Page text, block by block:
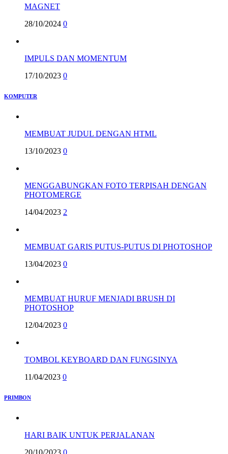
MAGNET
28/10/2024 0
IMPULS DAN MOMENTUM
17/10/2023 0
KOMPUTER
MEMBUAT JUDUL DENGAN HTML
13/10/2023 0
MENGGABUNGKAN FOTO TERPISAH DENGAN
PHOTOMERGE
14/04/2023 2
MEMBUAT GARIS PUTUS-PUTUS DI PHOTOSHOP
13/04/2023 0
MEMBUAT HURUF MENJADI BRUSH DI
PHOTOSHOP
12/04/2023 0
TOMBOL KEYBOARD DAN FUNGSINYA
11/04/2023 0
PRIMBON
HARI BAIK UNTUK PERJALANAN
20/10/2023 0